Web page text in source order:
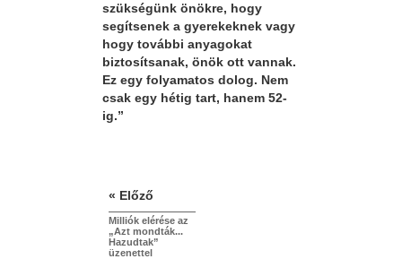
szükségünk önökre, hogy
segítsenek a gyerekeknek vagy
hogy további anyagokat
biztosítsanak, önök ott vannak.
Ez egy folyamatos dolog. Nem
csak egy hétig tart, hanem 52-
ig.”
« Előző
Milliók elérése az
„Azt mondták...
Hazudtak”
üzenettel